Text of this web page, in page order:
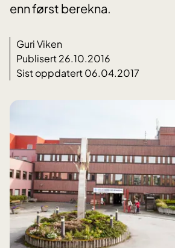
enn først berekna.
Guri Viken
Publisert 26.10.2016
Sist oppdatert 06.04.2017